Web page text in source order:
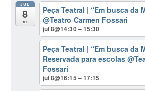
JUL
8
ter
Peça Teatral | “Em busca da
@Teatro Carmen Fossari
jul 8@14:30 – 15:30
Peça Teatral | “Em busca da
Reservada para escolas
Fossari
jul 8@16:15 – 17:15